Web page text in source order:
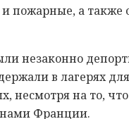
и пожарные, а также
незаконно
в лагерях для
несмотря на то,
Франции.